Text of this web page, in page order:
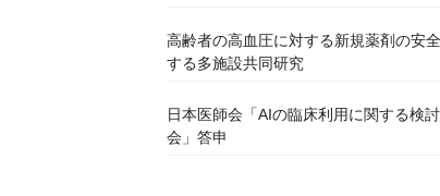
高齢者の高血圧に対する新規薬剤の安
する多施設共同研究
日本医師会「AIの臨床利用に関する検
会」答申